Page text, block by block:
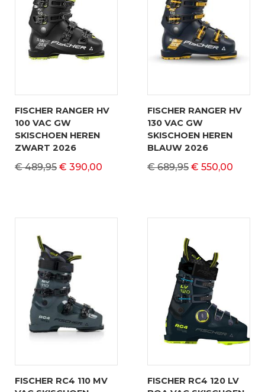
FISCHER RANGER HV
100 VAC GW
SKISCHOEN HEREN
ZWART 2026
€ 489,95 € 390,00
FISCHER RANGER HV
130 VAC GW
SKISCHOEN HEREN
BLAUW 2026
€ 689,95 € 550,00
FISCHER RC4 110 MV
FISCHER RC4 120 LV